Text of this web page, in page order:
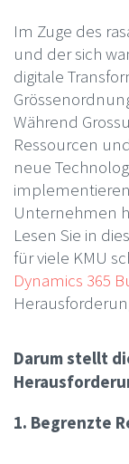
Im Zuge des
und der sich
digitale
Während
Ressourcen
neue
Unternehmen
Lesen Sie in
für viele KMU
Dynamics 365
Darum stellt
1. Begrenzte